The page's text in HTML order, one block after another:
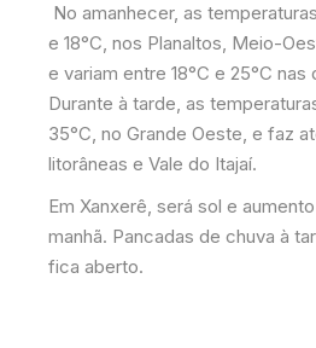
No amanhecer, as
e 18°C, nos Planaltos, Meio-
e variam entre 18°C e 25°C
Durante à tarde, as
35°C, no Grande Oeste, e faz
litorâneas e Vale do Itajaí.
Em Xanxerê, será sol e
manhã. Pancadas de chuva à
fica aberto.